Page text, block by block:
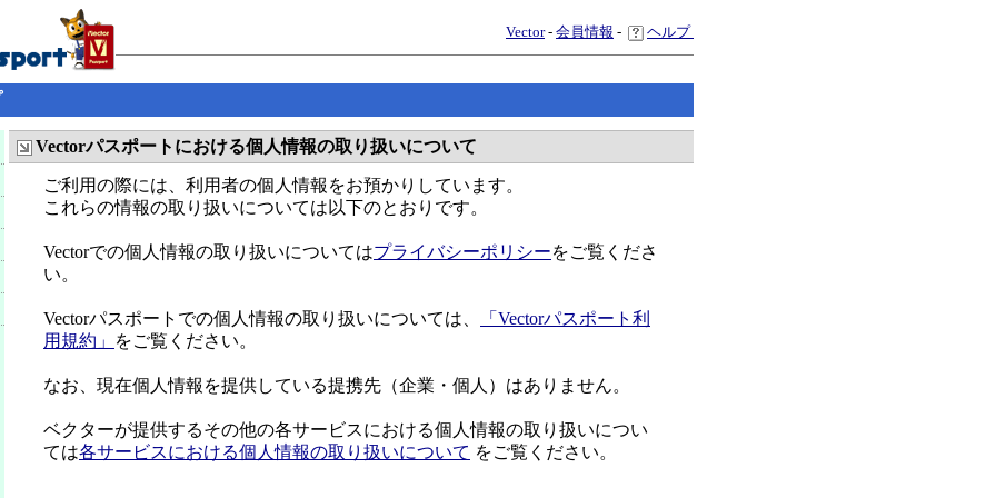
Vector- 会員情報 - ヘルプ
Vectorパスポートにおける個人情報の取り扱いについて
ご利用の際には、利用者の個人情報をお預かりしています。
これらの情報の取り扱いについては以下のとおりです。
Vectorでの個人情報の取り扱いについてはプライバシーポリシーをご覧くださ
い。
Vectorパスポートでの個人情報の取り扱いについては、
「Vectorパスポート利
用規約」
をご覧ください。
なお、現在個人情報を提供している提携先（企業・個人）はありません。
ベクターが提供するその他の各サービスにおける個人情報の取り扱いについ
ては各サービスにおける個人情報の取り扱いについて をご覧ください。